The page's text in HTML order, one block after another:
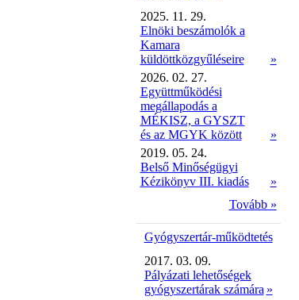
2025. 11. 29.
Elnöki beszámolók a
Kamara
küldöttközgyűléseire
»
2026. 02. 27.
Együttműködési
megállapodás a
MÉKISZ, a GYSZT
és az MGYK között
»
2019. 05. 24.
Belső Minőségügyi
Kézikönyv III. kiadás
»
Tovább »
Gyógyszertár-működtetés
2017. 03. 09.
Pályázati lehetőségek
gyógyszertárak számára »